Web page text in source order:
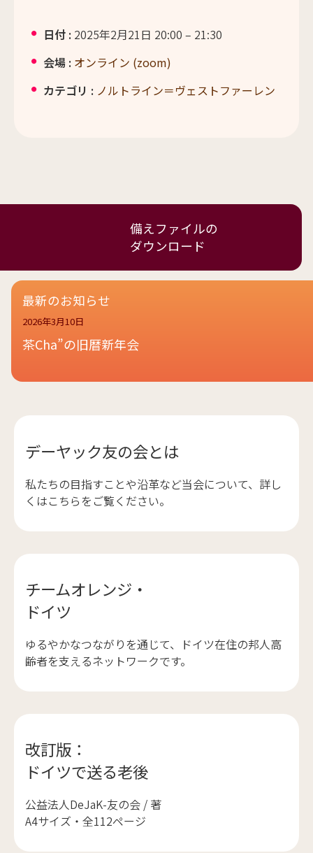
日付 : 2025年2月21日 20:00 – 21:30
会場 : オンライン (zoom)
カテゴリ : ノルトライン＝ヴェストファーレン
備えファイルの
ダウンロード
最新のお知らせ
2026年3月10日
茶Cha”の旧暦新年会
デーヤック友の会とは
私たちの目指すことや沿革など当会について、詳し
くはこちらをご覧ください。
チームオレンジ・
ドイツ
ゆるやかなつながりを通じて、ドイツ在住の邦人高
齢者を支えるネットワークです。
改訂版：
ドイツで送る老後
公益法人DeJaK-友の会 / 著
A4サイズ・全112ページ